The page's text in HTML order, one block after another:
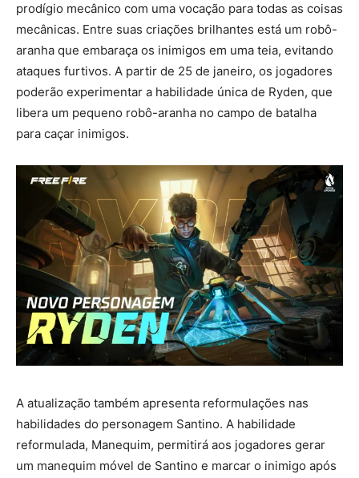
prodígio mecânico com uma vocação para todas as coisas
mecânicas. Entre suas criações brilhantes está um robô-
aranha que embaraça os inimigos em uma teia, evitando
ataques furtivos. A partir de 25 de janeiro, os jogadores
poderão experimentar a habilidade única de Ryden, que
libera um pequeno robô-aranha no campo de batalha
para caçar inimigos.
A atualização também apresenta reformulações nas
habilidades do personagem Santino. A habilidade
reformulada, Manequim, permitirá aos jogadores gerar
um manequim móvel de Santino e marcar o inimigo após